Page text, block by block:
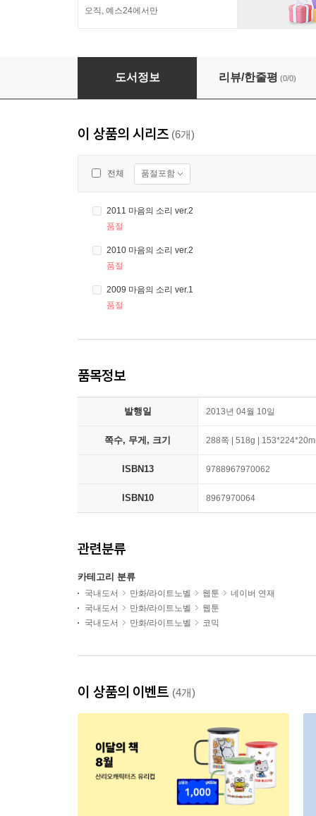
오직, 예스24에서만
2013 마음의 소리 ver.1
도서정보 리뷰/한줄평 (0/0)
이 상품의 시리즈 (6개)
전체 품절포함
2011 마음의 소리 ver.2
품절
2010 마음의 소리 ver.2
품절
2009 마음의 소리 ver.1
품절
품목정보
발행일 2013년 04월 10일
쪽수, 무게, 크기 288쪽 | 518g |
ISBN13 9788967970062
ISBN10 8967970064
관련분류
카테고리 분류
국내도서 만화/라이트노벨 웹툰
네이버 연재
국내도서
만화/라이트노벨
웹툰
국내도서
만화/라이트노벨 코믹
이 상품의 이벤트 (4개)